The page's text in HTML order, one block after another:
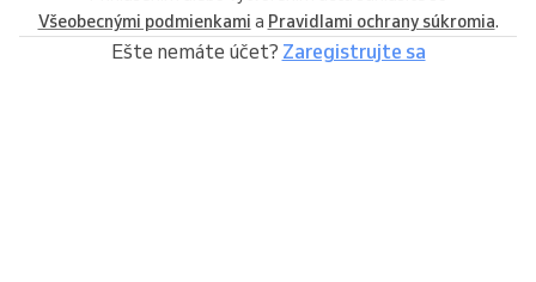
Všeobecnými podmienkami a Pravidlami ochrany súkromia.
Ešte nemáte účet? Zaregistrujte sa